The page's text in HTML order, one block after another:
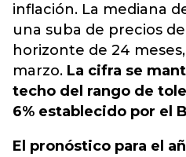
inflación. La mediana
una suba de precios de
horizonte de 24
marzo. La cifra se
techo del rango de
6% establecido por el
El pronóstico para el